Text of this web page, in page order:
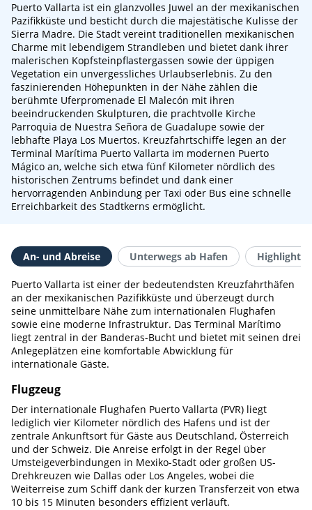
Puerto Vallarta ist ein glanzvolles Juwel an der mexikanischen
Pazifikküste und besticht durch die majestätische Kulisse der
Sierra Madre. Die Stadt vereint traditionellen mexikanischen
Charme mit lebendigem Strandleben und bietet dank ihrer
malerischen Kopfsteinpflastergassen sowie der üppigen
Vegetation ein unvergessliches Urlaubserlebnis. Zu den
faszinierenden Höhepunkten in der Nähe zählen die
berühmte Uferpromenade El Malecón mit ihren
beeindruckenden Skulpturen, die prachtvolle Kirche
Parroquia de Nuestra Señora de Guadalupe sowie der
lebhafte Playa Los Muertos. Kreuzfahrtschiffe legen an der
Terminal Marítima Puerto Vallarta im modernen Puerto
Mágico an, welche sich etwa fünf Kilometer nördlich des
historischen Zentrums befindet und dank einer
hervorragenden Anbindung per Taxi oder Bus eine schnelle
Erreichbarkeit des Stadtkerns ermöglicht.
An- und Abreise Unterwegs ab Hafen Highlights
Puerto Vallarta ist einer der bedeutendsten Kreuzfahrthäfen
an der mexikanischen Pazifikküste und überzeugt durch
seine unmittelbare Nähe zum internationalen Flughafen
sowie eine moderne Infrastruktur. Das Terminal Marítimo
liegt zentral in der Banderas-Bucht und bietet mit seinen drei
Anlegeplätzen eine komfortable Abwicklung für
internationale Gäste.
Flugzeug
Der internationale Flughafen Puerto Vallarta (PVR) liegt
lediglich vier Kilometer nördlich des Hafens und ist der
zentrale Ankunftsort für Gäste aus Deutschland, Österreich
und der Schweiz. Die Anreise erfolgt in der Regel über
Umsteigeverbindungen in Mexiko-Stadt oder großen US-
Drehkreuzen wie Dallas oder Los Angeles, wobei die
Weiterreise zum Schiff dank der kurzen Transferzeit von etwa
10 bis 15 Minuten besonders effizient verläuft.